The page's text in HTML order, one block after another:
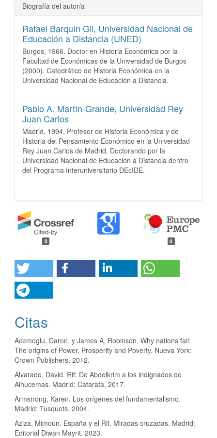
Biografía del autor/a
Rafael Barquín Gil, Universidad Nacional de
Educación a Distancia (UNED)
Burgos, 1966. Doctor en Historia Económica por la
Facultad de Económicas de la Universidad de Burgos
(2000). Catedrático de Historia Económica en la
Universidad Nacional de Educación a Distancia.
Pablo A. Martín-Grande, Universidad Rey
Juan Carlos
Madrid, 1994. Profesor de Historia Económica y de
Historia del Pensamiento Económico en la Universidad
Rey Juan Carlos de Madrid. Doctorando por la
Universidad Nacional de Educación a Distancia dentro
del Programa Interuniversitario DEcIDE.
0 0
Citas
Acemoglu, Daron, y James A. Robinson. Why nations fail:
The origins of Power, Prosperity and Poverty. Nueva York:
Crown Publishers, 2012.
Alvarado, David. Rif: De Abdelkrim a los indignados de
Alhucemas. Madrid: Catarata, 2017.
Armstrong, Karen. Los orígenes del fundamentalismo.
Madrid: Tusquets, 2004.
Aziza, Mimoun. España y el Rif. Miradas cruzadas. Madrid:
Editorial Diwan Mayrit, 2023.